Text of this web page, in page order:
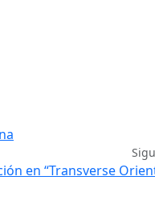
en “Transverse